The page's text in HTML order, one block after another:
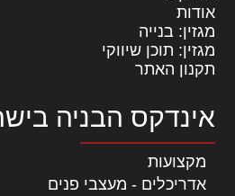
אודות
מגזין: בנייה
מגזין: תוכן שיווקי
תקנון האתר
אינדקס הבניה
מקצועות
אדריכלים - מעצבי פנים